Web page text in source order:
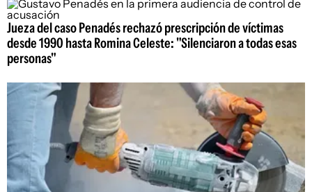
Jueza del caso Penadés rechazó prescripción de víctimas
desde 1990 hasta Romina Celeste: "Silenciaron a todas esas
personas"